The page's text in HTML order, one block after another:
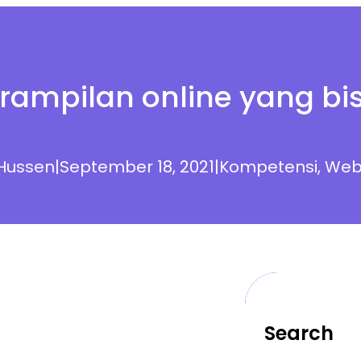
online yang
|September 18, 2021|Kompetensi,
Search